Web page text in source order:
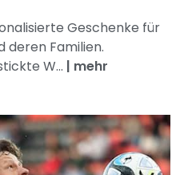
Geschenke für
deren Familien.
W... | mehr